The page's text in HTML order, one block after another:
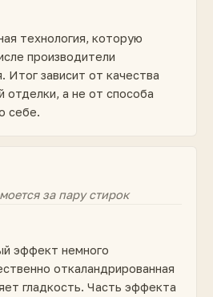
технология, которую
производители
Итог зависит от качества
отделки, а не от способа
себе.
за пару стирок
эффект немного
откаландрированная
гладкость. Часть эффекта